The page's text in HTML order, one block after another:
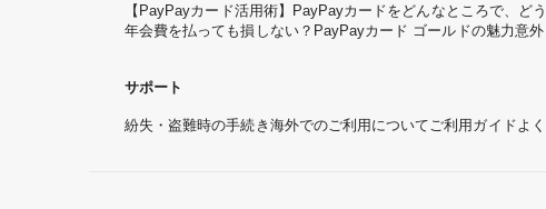
【PayPayカード活用術】PayPayカードをどんなところで、ど
年会費を払っても損しない？PayPayカード ゴールドの魅力意
サポート
紛失・盗難時の手続き 海外でのご利用について ご利用ガイド よ